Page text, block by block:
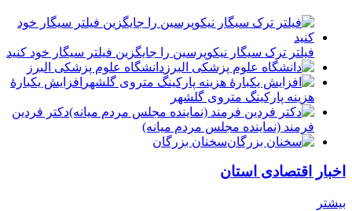
فیلتر ترک سیگار نیکوپرسین را جایگزین فیلتر سیگار خود کنید
دانشگاه علوم پزشکی البرز
افزایش یکبارۀ
هزینه پارکینگ متروی گلشهر
دكتر فردين
فرمند (نماينده مجلس مردم میانه)
سخنان بزرگان
اخبار اقتصادی استان
بیشتر